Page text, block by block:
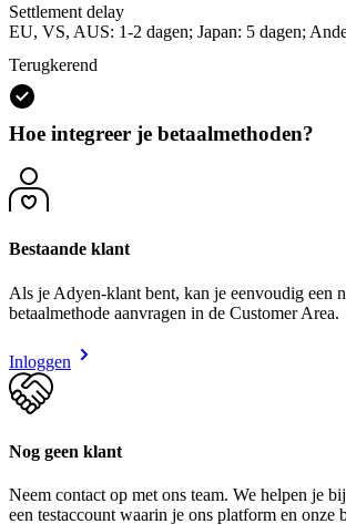
Settlement delay
EU, VS, AUS: 1-2 dagen; Japan: 5 dagen;
Terugkerend
Hoe integreer je betaalmethoden?
Bestaande klant
Als je Adyen-klant bent, kan je eenvoudig een
betaalmethode aanvragen in de Customer Area.
Inloggen
Nog geen klant
Neem contact op met ons team. We helpen je
een testaccount waarin je ons platform en onze